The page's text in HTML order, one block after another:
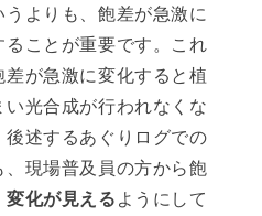
よりも、飽差が急激に
ことが重要です。これ
が急激に変化すると植
光合成が行われなくな
述するあぐりログでの
現場普及員の方から飽
変化が見える ようにして